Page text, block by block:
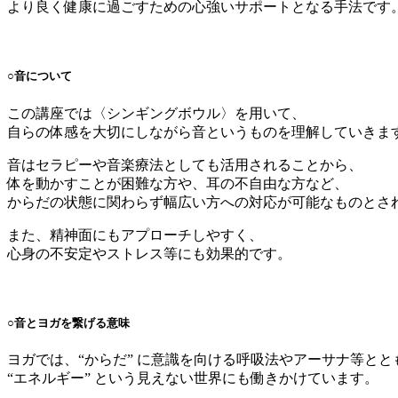
より良く健康に過ごすための心強いサポートとなる手法です。
○音について
この講座では〈シンギングボウル〉を用いて、
自らの体感を大切にしながら音というものを理解していきま
音はセラピーや音楽療法としても活用されることから、
体を動かすことが困難な方や、耳の不自由な方など、
からだの状態に関わらず幅広い方への対応が可能なものとさ
また、精神面にもアプローチしやすく、
心身の不安定やストレス等にも効果的です。
○音とヨガを繋げる意味
ヨガでは、“からだ” に意識を向ける呼吸法やアーサナ等とと
“エネルギー” という見えない世界にも働きかけています。